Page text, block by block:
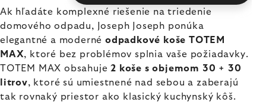
Ak hľadáte komplexné riešenie na triedenie
domového odpadu, Joseph Joseph ponúka
elegantné a modernéodpadkové koše TOTEM
MAX, ktoré bez problémov splnia vaše požiadavky.
TOTEM MAX obsahuje2 koše s objemom 30 + 30
litrov, ktoré sú umiestnené nad sebou a zaberajú
tak rovnaký priestor ako klasický kuchynský kôš.